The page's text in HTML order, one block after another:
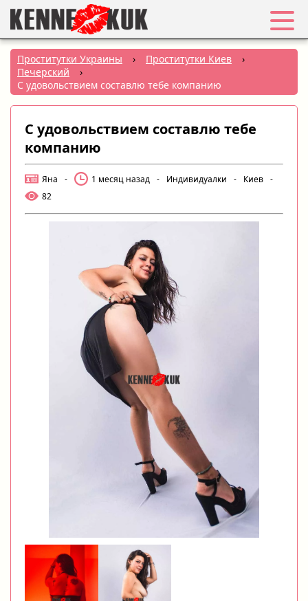
Избранное
Вход
Города:
РУС
УКР
Создать объявление
Проститутки Украины › Проститутки Киев
›
Печерский
›
С удовольствием составлю тебе компанию
С удовольствием составлю тебе
компанию
Яна - 1 месяц назад - Индивидуалки - Киев -
82